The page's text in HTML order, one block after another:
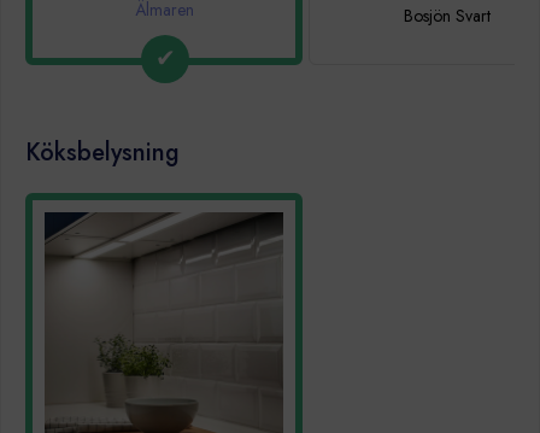
Älmaren Bosjön Svart
Köksbelysning